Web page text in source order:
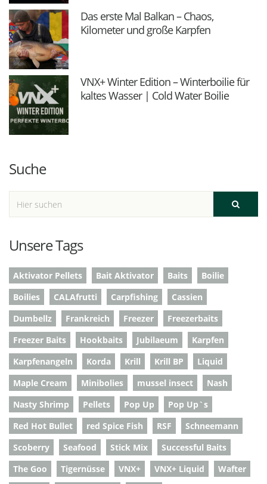
Das erste Mal Balkan – Chaos,
Kilometer und große Karpfen
VNX+ Winter Edition – Winterboilie für
kaltes Wasser | Cold Water Boilie
Suche
Unsere Tags
Aktivator Pellets Bait Aktivator Baits
Boilie
Boilies
CALAfrutti Carpfishing
Cassien
Dumbellz
Frankreich Freezer
Freezerbaits
Freezer Baits
Hookbaits Jubilaeum
Karpfen
Karpfenangeln
Korda Krill Krill BP
Liquid
Maple Cream
Minibolies mussel insect
Nash
Nasty Shrimp
Pellets Pop Up
Pop Up`s
Red Hot Bullet
red Spice Fish RSF
Schneemann
Scoberry
Seafood Stick Mix
Successful Baits
The Goo
Tigernüsse VNX+ VNX+ Liquid
Wafter